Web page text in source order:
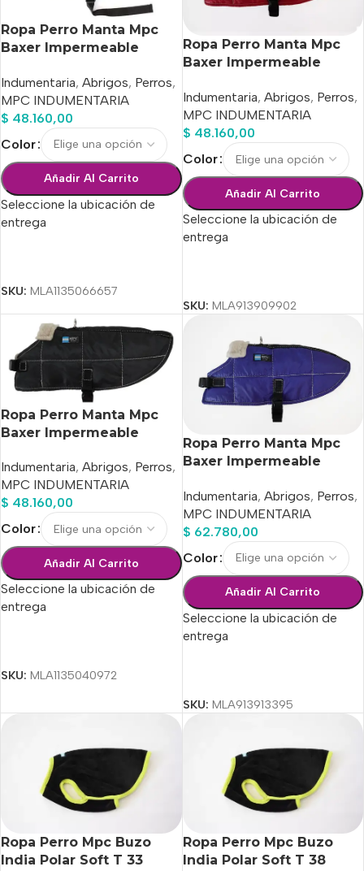
Ropa Perro Manta Mpc
Baxer Impermeable
Indumentaria, Abrigos, Perros,
MPC INDUMENTARIA
$ 48.160,00
Color
Añadir Al Carrito
Seleccione la ubicación de
entrega
SKU: MLA1135066657
Ropa Perro Manta Mpc
Baxer Impermeable
Indumentaria, Abrigos, Perros,
MPC INDUMENTARIA
$ 48.160,00
Color
Añadir Al Carrito
Seleccione la ubicación de
entrega
SKU: MLA913909902
Ropa Perro Manta Mpc
Baxer Impermeable
Indumentaria, Abrigos, Perros,
MPC INDUMENTARIA
$ 48.160,00
Color
Añadir Al Carrito
Seleccione la ubicación de
entrega
SKU: MLA1135040972
Ropa Perro Manta Mpc
Baxer Impermeable
Indumentaria, Abrigos, Perros,
MPC INDUMENTARIA
$ 62.780,00
Color
Añadir Al Carrito
Seleccione la ubicación de
entrega
SKU: MLA913913395
Ropa Perro Mpc Buzo
India Polar Soft T 33
Ropa Perro Mpc Buzo
India Polar Soft T 38